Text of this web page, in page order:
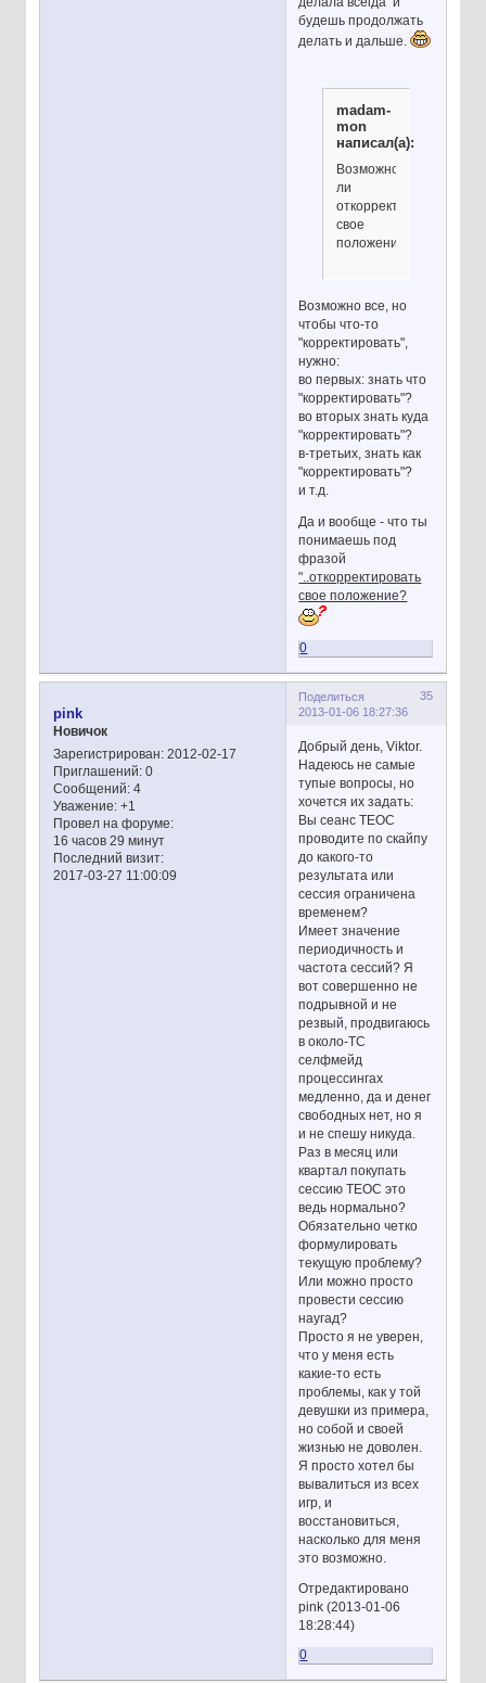
будешь продолжать
делать и дальше.
madam-
mon
написал(а):
Возможно
ли
откорректировать
свое
положение?
Возможно все, но
чтобы что-то
"корректировать",
нужно:
во первых: знать что
"корректировать"?
во вторых знать куда
"корректировать"?
в-третьих, знать как
"корректировать"?
и т.д.
Да и вообще - что ты
понимаешь под
фразой
"..откорректировать
свое положение?
0
Поделиться
35
2013-01-06 18:27:36
pink
Новичок
Зарегистрирован: 2012-02-17
Приглашений:0
Сообщений:4
Уважение: +1
Провел на форуме:
16 часов 29 минут
Последний визит:
2017-03-27 11:00:09
Добрый день, Viktor.
Надеюсь не самые
тупые вопросы, но
хочется их задать:
Вы сеанс ТЕОС
проводите по скайпу
до какого-то
результата или
сессия ограничена
временем?
Имеет значение
периодичность и
частота сессий? Я
вот совершенно не
подрывной и не
резвый, продвигаюсь
в около-ТС
селфмейд
процессингах
медленно, да и денег
свободных нет, но я
и не спешу никуда.
Раз в месяц или
квартал покупать
сессию ТЕОС это
ведь нормально?
Обязательно четко
формулировать
текущую проблему?
Или можно просто
провести сессию
наугад?
Просто я не уверен,
что у меня есть
какие-то есть
проблемы, как у той
девушки из примера,
но собой и своей
жизнью не доволен.
Я просто хотел бы
вывалиться из всех
игр, и
восстановиться,
насколько для меня
это возможно.
Отредактировано
pink (2013-01-06
18:28:44)
0